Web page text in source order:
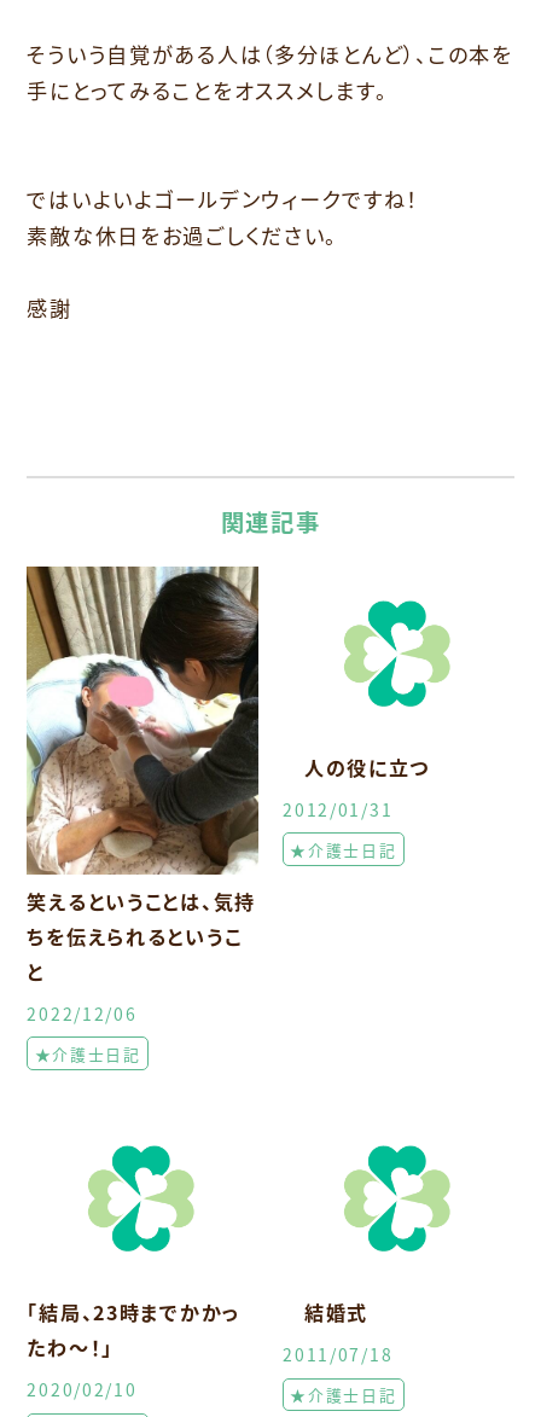
そういう自覚がある人は（多分ほとんど）、この本を
手にとってみることをオススメします。
ではいよいよゴールデンウィークですね！
素敵な休日をお過ごしください。
感謝
関連記事
笑えるということは、気持
ちを伝えられるというこ
と
2022/12/06
★介護士日記
人の役に立つ
2012/01/31
★介護士日記
「結局、23時までかかっ
たわ～！」
2020/02/10
結婚式
2011/07/18
★介護士日記